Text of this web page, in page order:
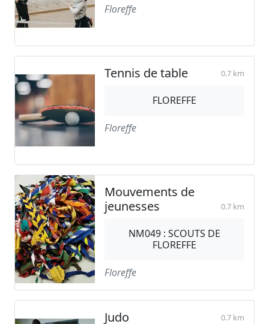
Floreffe
Tennis de table 0.7 km
FLOREFFE
Floreffe
Mouvements de
jeunesses
0.7 km
NM049 : SCOUTS DE
FLOREFFE
Floreffe
Judo 0.7 km